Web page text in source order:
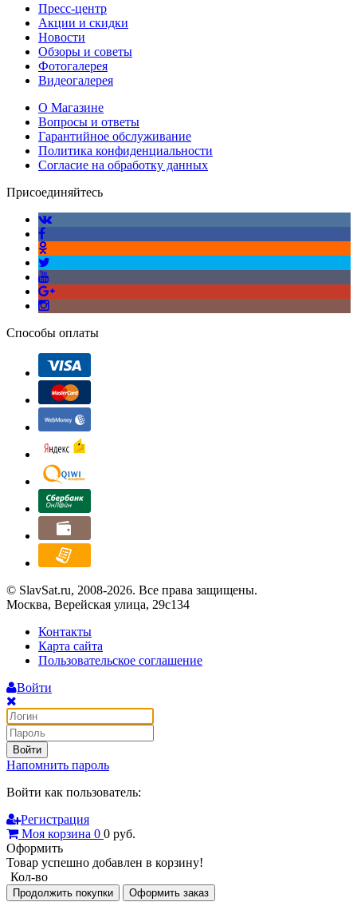
Пресс-центр
Акции и скидки
Новости
Обзоры и советы
Фотогалерея
Видеогалерея
О Магазине
Вопросы и ответы
Гарантийное обслуживание
Политика конфиденциальности
Согласие на обработку данных
Присоединяйтесь
Способы оплаты
© SlavSat.ru, 2008-2026. Все права защищены.
Москва, Верейская улица, 29с134
Контакты
Карта сайта
Пользовательское соглашение
Войти
Войти
Напомнить пароль
Войти как пользователь:
Регистрация
Моя корзина 0 0 руб.
Оформить
Товар успешно добавлен в корзину!
Кол-во
Продолжить покупки Оформить заказ